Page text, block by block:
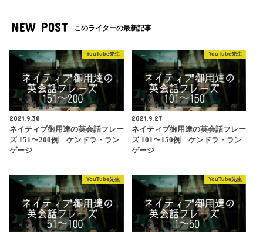
NEW POST このライターの最新記事
YouTube先生
2021.9.30
ネイティブ御用達の英会話フレー
ズ 151〜200例 ケンドラ・ラン
ゲージ
YouTube先生
2021.9.27
ネイティブ御用達の英会話フレー
ズ 101〜150例 ケンドラ・ラン
ゲージ
YouTube先生 YouTube先生